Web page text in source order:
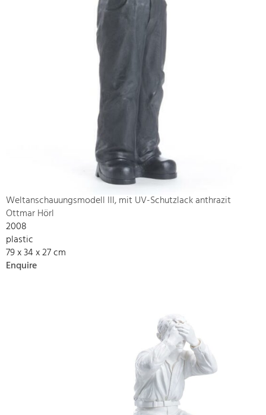
Weltanschauungsmodell III, mit UV-Schutzlack anthrazit
Ottmar Hörl
2008
plastic
79 x 34 x 27 cm
Enquire